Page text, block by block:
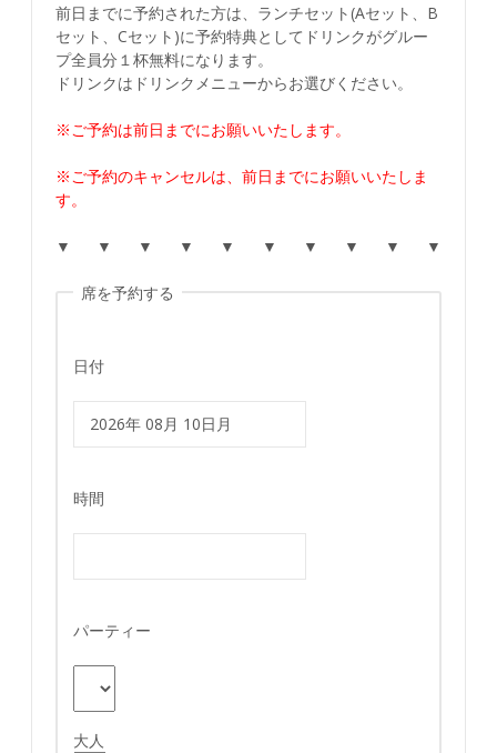
前日までに予約された方は、ランチセット(Aセット、B
セット、Cセット)に予約特典としてドリンクがグルー
プ全員分１杯無料になります。
ドリンクはドリンクメニューからお選びください。
※ご予約は前日までにお願いいたします。
※ご予約のキャンセルは、前日までにお願いいたしま
す。
▼ ▼ ▼ ▼ ▼ ▼ ▼ ▼ ▼ ▼
席を予約する
日付
時間
パーティー
大人